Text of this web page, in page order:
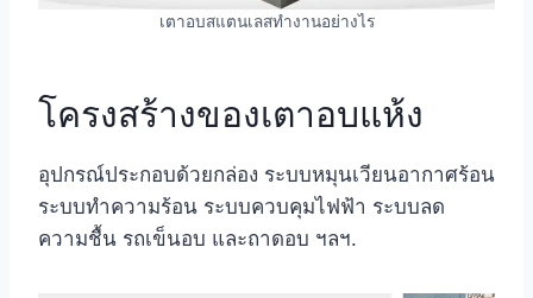
เตาอบสแตนเลสทำงานอย่างไร
โครงสร้างของเตาอบแห้ง
อุปกรณ์ประกอบด้วยกล่อง ระบบหมุนเวียนอากาศร้อน
ระบบทำความร้อน ระบบควบคุมไฟฟ้า ระบบลด
ความชื้น รถเข็นอบ และถาดอบ ฯลฯ.